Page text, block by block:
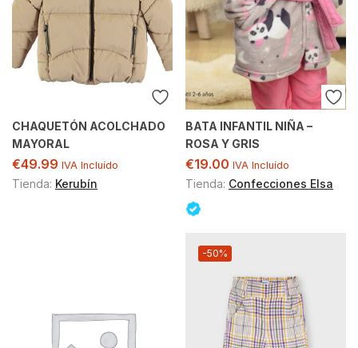
CHAQUETÓN ACOLCHADO
MAYORAL
€49.99 IVA Incluído
Tienda: Kerubín
BATA INFANTIL NIÑA –
ROSA Y GRIS
€19.00 IVA Incluído
Tienda: Confecciones Elsa
-50%